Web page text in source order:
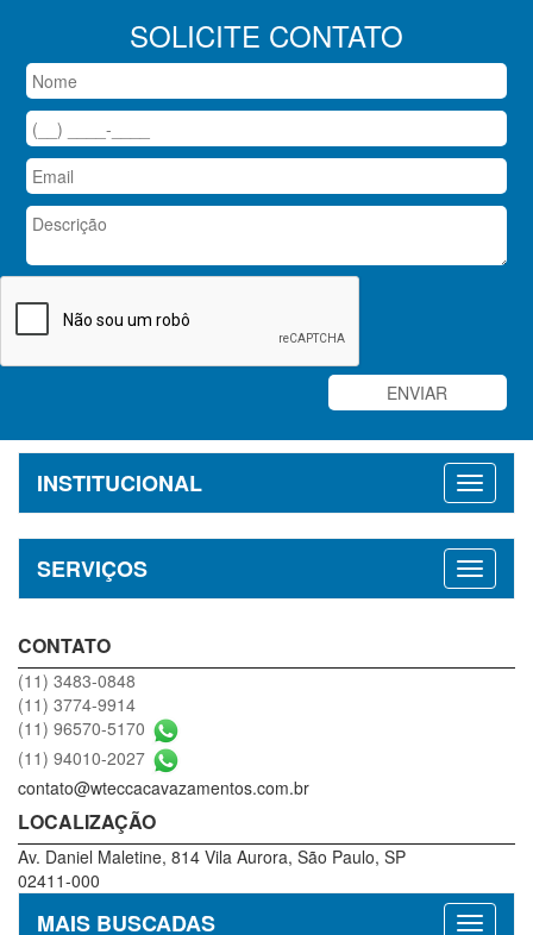
SOLICITE CONTATO
INSTITUCIONAL
SERVIÇOS
CONTATO
(11) 3483-0848
(11) 3774-9914
(11) 96570-5170
(11) 94010-2027
contato@wteccacavazamentos.com.br
LOCALIZAÇÃO
Av. Daniel Maletine, 814 Vila Aurora, São Paulo, SP
02411-000
MAIS BUSCADAS